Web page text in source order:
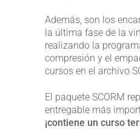
Además, son los
la última fase de la
realizando la
compresión y el
cursos en el archivo
El paquete SCORM
entregable más
¡contiene un curso